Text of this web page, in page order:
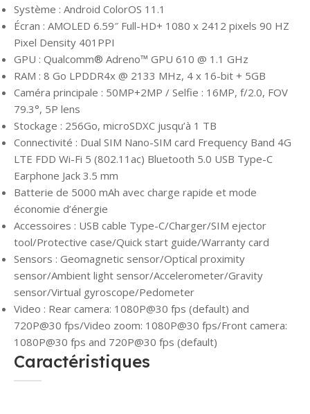
Système : Android ColorOS 11.1
Écran : AMOLED 6.59″ Full-HD+ 1080 x 2412 pixels 90 HZ
Pixel Density 401PPI
GPU : Qualcomm® Adreno™ GPU 610 @ 1.1 GHz
RAM : 8 Go LPDDR4x @ 2133 MHz, 4 x 16-bit + 5GB
Caméra principale : 50MP+2MP / Selfie : 16MP, f/2.0, FOV
79.3°, 5P lens
Stockage : 256Go, microSDXC jusqu’à 1 TB
Connectivité : Dual SIM Nano-SIM card Frequency Band 4G
LTE FDD Wi-Fi 5 (802.11ac) Bluetooth 5.0 USB Type-C
Earphone Jack 3.5 mm
Batterie de 5000 mAh avec charge rapide et mode
économie d’énergie
Accessoires : USB cable Type-C/Charger/SIM ejector
tool/Protective case/Quick start guide/Warranty card
Sensors : Geomagnetic sensor/Optical proximity
sensor/Ambient light sensor/Accelerometer/Gravity
sensor/Virtual gyroscope/Pedometer
Video : Rear camera: 1080P@30 fps (default) and
720P@30 fps/Video zoom: 1080P@30 fps/Front camera:
1080P@30 fps and 720P@30 fps (default)
Caractéristiques